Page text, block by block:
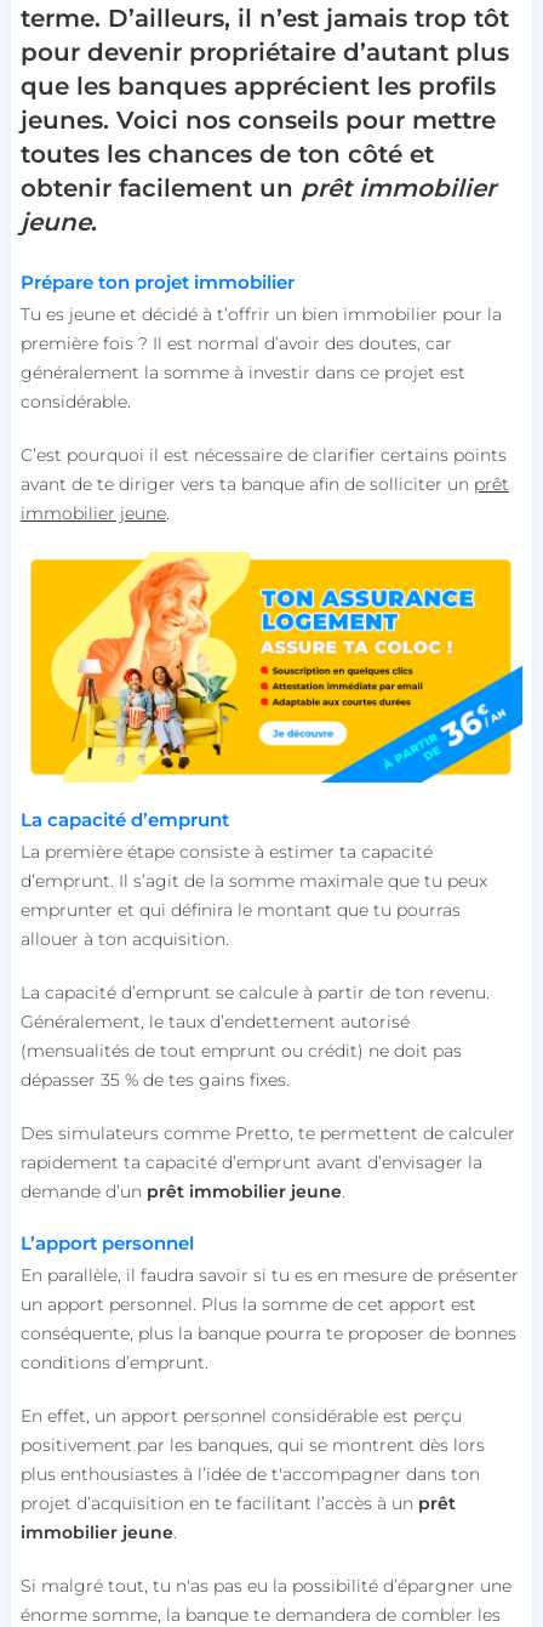
terme. D’ailleurs, il n’est jamais trop tôt
pour devenir propriétaire d’autant plus
que les banques apprécient les profils
jeunes. Voici nos conseils pour mettre
toutes les chances de ton côté et
obtenir facilement un prêt immobilier
jeune.
Prépare ton projet immobilier
Tu es jeune et décidé à t’offrir un bien immobilier pour la
première fois ? Il est normal d’avoir des doutes, car
généralement la somme à investir dans ce projet est
considérable.
C’est pourquoi il est nécessaire de clarifier certains points
avant de te diriger vers ta banque afin de solliciter un prêt
immobilier jeune.
La capacité d’emprunt
La première étape consiste à estimer ta capacité
d’emprunt. Il s’agit de la somme maximale que tu peux
emprunter et qui définira le montant que tu pourras
allouer à ton acquisition.
La capacité d’emprunt se calcule à partir de ton revenu.
Généralement, le taux d’endettement autorisé
(mensualités de tout emprunt ou crédit) ne doit pas
dépasser 35 % de tes gains fixes.
Des simulateurs comme Pretto, te permettent de calculer
rapidement ta capacité d’emprunt avant d’envisager la
demande d’un prêt immobilier jeune.
L’apport personnel
En parallèle, il faudra savoir si tu es en mesure de présenter
un apport personnel. Plus la somme de cet apport est
conséquente, plus la banque pourra te proposer de bonnes
conditions d’emprunt.
En effet, un apport personnel considérable est perçu
positivement par les banques, qui se montrent dès lors
plus enthousiastes à l’idée de t'accompagner dans ton
projet d’acquisition en te facilitant l’accès à un prêt
immobilier jeune.
Si malgré tout, tu n'as pas eu la possibilité d’épargner une
énorme somme, la banque te demandera de combler les